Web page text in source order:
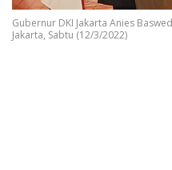
Gubernur DKI Jakarta Anies
Jakarta, Sabtu (12/3/2022)